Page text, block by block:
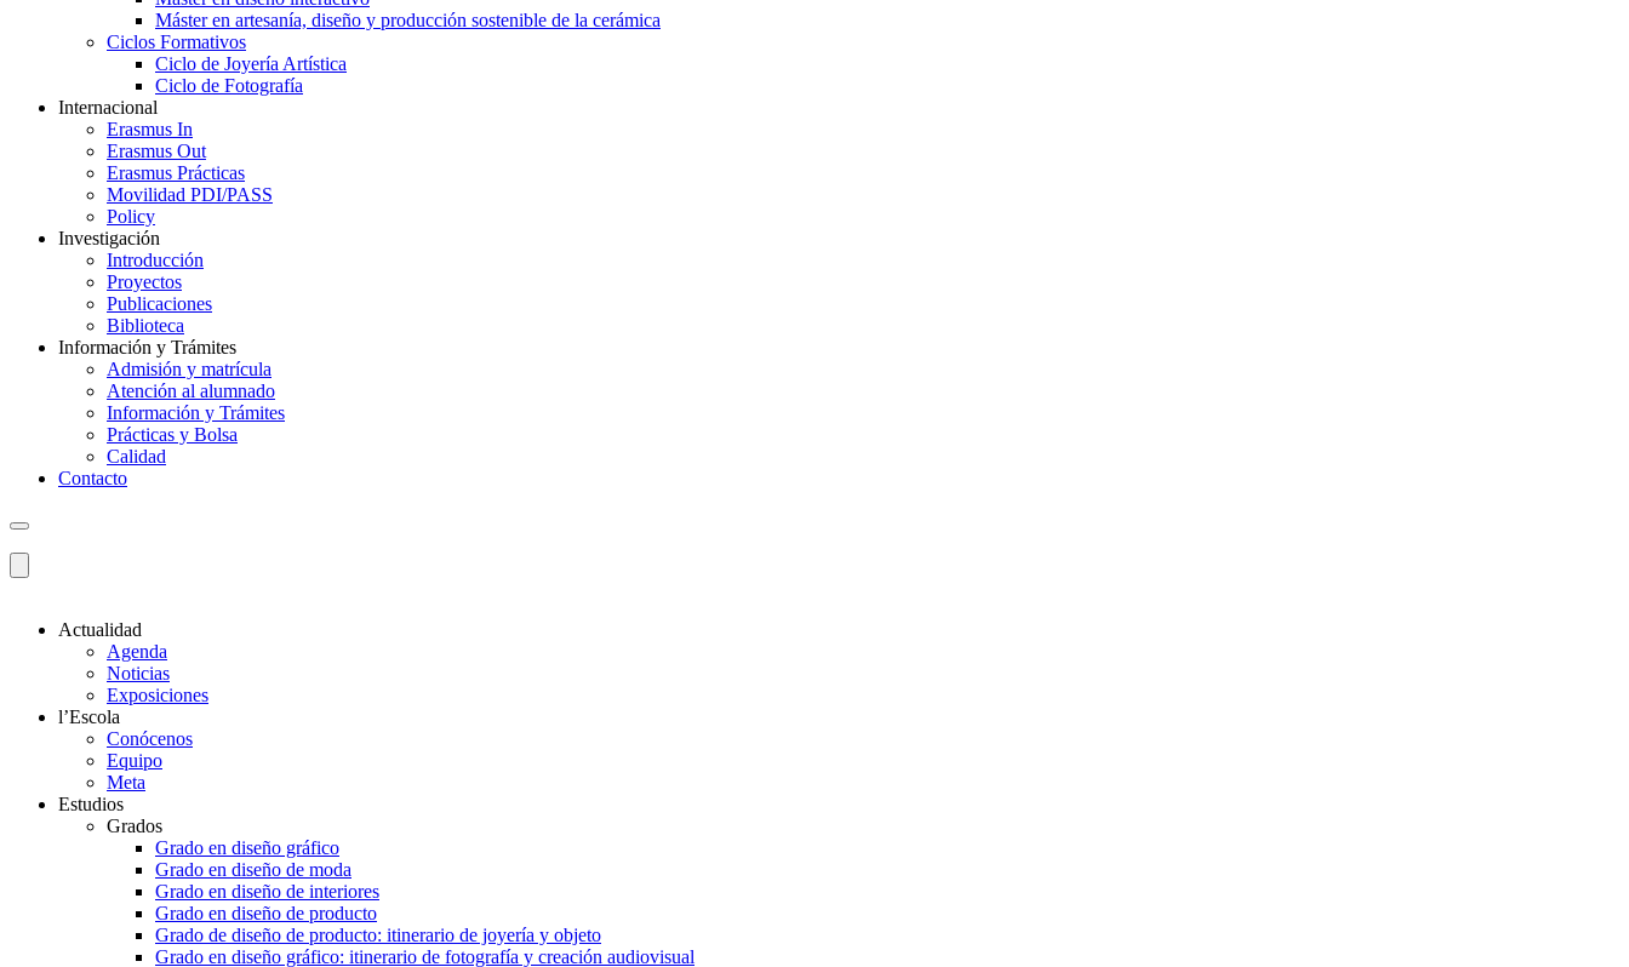
Máster en artesanía, diseño y producción sostenible de la cerámica
Ciclos Formativos
Ciclo de Joyería Artística
Ciclo de Fotografía
Internacional
Erasmus In
Erasmus Out
Erasmus Prácticas
Movilidad PDI/PASS
Policy
Investigación
Introducción
Proyectos
Publicaciones
Biblioteca
Información y Trámites
Admisión y matrícula
Atención al alumnado
Información y Trámites
Prácticas y Bolsa
Calidad
Contacto
Actualidad
Agenda
Noticias
Exposiciones
l’Escola
Conócenos
Equipo
Meta
Estudios
Grados
Grado en diseño gráfico
Grado en diseño de moda
Grado en diseño de interiores
Grado en diseño de producto
Grado de diseño de producto: itinerario de joyería y objeto
Grado en diseño gráfico: itinerario de fotografía y creación audiovisual